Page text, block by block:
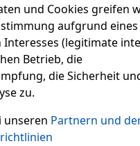
und Cookies greifen
aufgrund eines
Interesses (legitimate
Betrieb, die
die Sicherheit
zu.
unseren Partnern und
Verarbeitung